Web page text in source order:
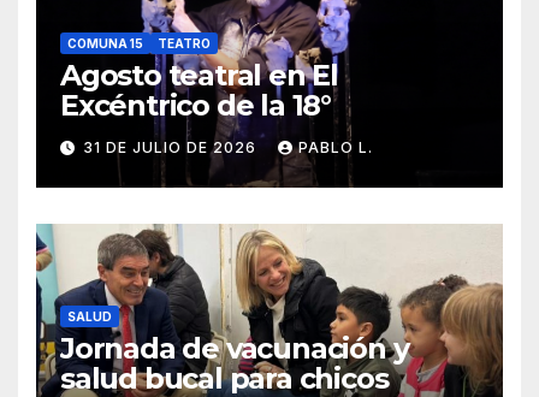
COMUNA 15 TEATRO
Agosto teatral en El
Excéntrico de la 18°
31 DE JULIO DE 2026 PABLO L.
SALUD
Jornada de vacunación y
salud bucal para chicos